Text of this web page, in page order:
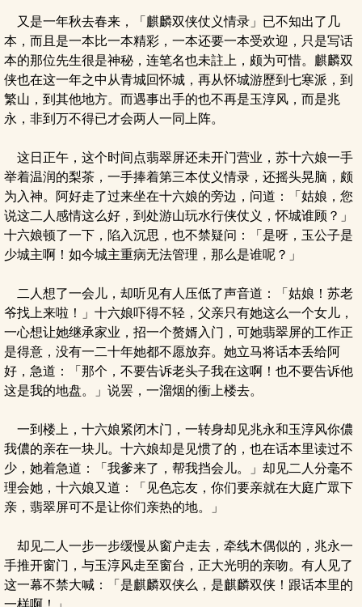
又是一年秋去春来，「麒麟双侠仗义情录」已不知出了几
本，而且是一本比一本精彩，一本还要一本受欢迎，只是写话
本的那位先生很是神秘，连笔名也未註上，颇为可惜。麒麟双
侠也在这一年之中从青城回怀城，再从怀城游歷到七寒派，到
繁山，到其他地方。而遇事出手的也不再是玉淳风，而是兆
永，非到万不得已才会两人一同上阵。
这日正午，这个时间点翡翠屏还未开门营业，苏十六娘一手
举着温润的梨茶，一手捧着第三本仗义情录，还摇头晃脑，颇
为入神。阿好走了过来坐在十六娘的旁边，问道：「姑娘，您
说这二人感情这么好，到处游山玩水行侠仗义，怀城谁顾？」
十六娘顿了一下，陷入沉思，也不禁疑问：「是呀，玉公子是
少城主啊！如今城主重病无法管理，那么是谁呢？」
二人想了一会儿，却听见有人压低了声音道：「姑娘！苏老
爷找上来啦！」十六娘吓得不轻，父亲只有她这么一个女儿，
一心想让她继承家业，招一个赘婿入门，可她翡翠屏的工作正
是得意，没有一二十年她都不愿放弃。她立马将话本丢给阿
好，急道：「那个，不要告诉老头子我在这啊！也不要告诉他
这是我的地盘。」说罢，一溜烟的衝上楼去。
一到楼上，十六娘紧闭木门，一转身却见兆永和玉淳风你儂
我儂的亲在一块儿。十六娘却是见惯了的，也在话本里读过不
少，她着急道：「我爹来了，帮我挡会儿。」却见二人分毫不
理会她，十六娘又道：「见色忘友，你们要亲就在大庭广眾下
亲，翡翠屏可不是让你们亲热的地。」
却见二人一步一步缓慢从窗户走去，牵线木偶似的，兆永一
手推开窗门，与玉淳风走至窗台，正大光明的亲吻。有人见了
这一幕不禁大喊：「是麒麟双侠么，是麒麟双侠！跟话本里的
一样啊！」